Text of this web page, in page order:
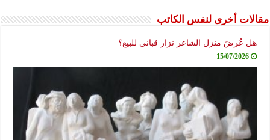
مقالات أخرى لنفس الكاتب
هل عُرضَ منزل الشاعر نزار قباني للبيع؟
15/07/2026